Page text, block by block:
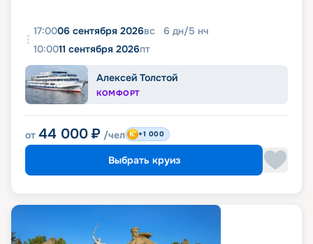
17:0006 сентября 2026вс 6 дн/5 нч
10:0011 сентября 2026пт
Алексей Толстой
КОМФОРТ
от 44 000 ₽ /чел +1 000
Выбрать круиз